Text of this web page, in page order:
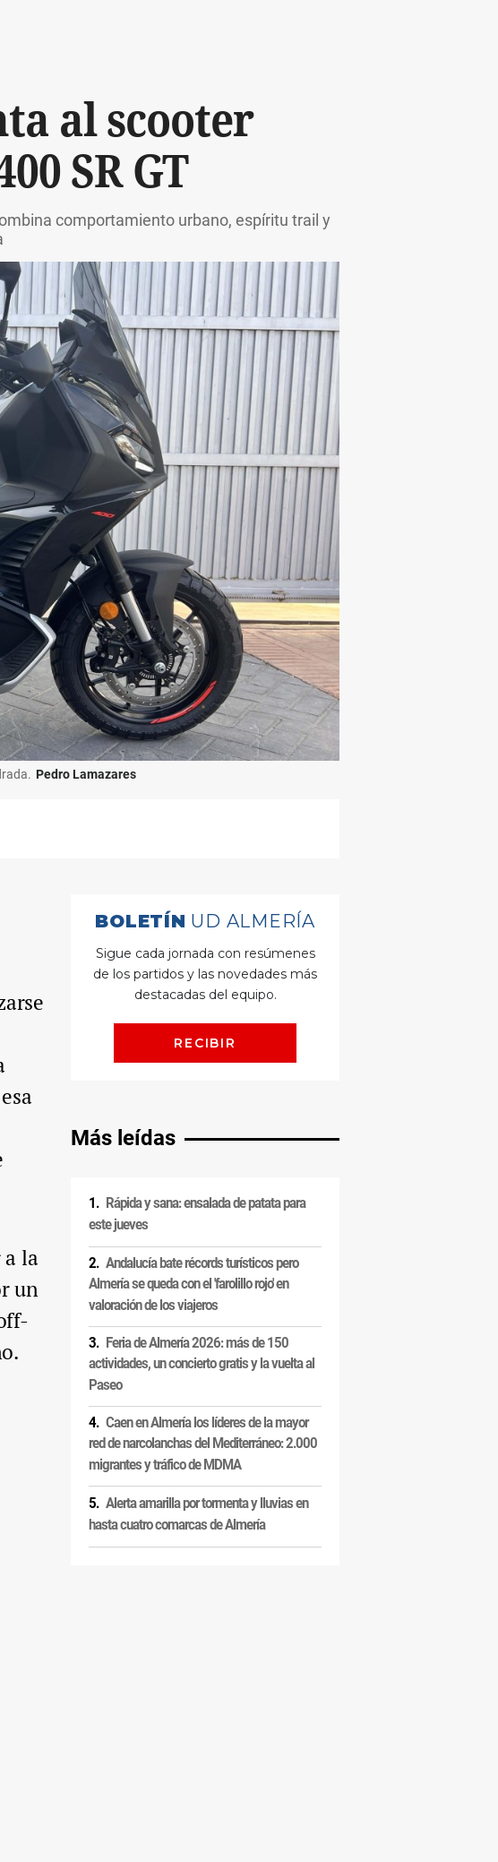
al scooter
SR GT
comportamiento urbano, espíritu trail y
Pedro Lamazares
la
un
Más leídas
Rápida y sana: ensalada de patata para
este jueves
Andalucía bate récords turísticos pero
Almería se queda con el 'farolillo rojo' en
valoración de los viajeros
Feria de Almería 2026: más de 150
actividades, un concierto gratis y la vuelta al
Paseo
Caen en Almería los líderes de la mayor
red de narcolanchas del Mediterráneo: 2.000
migrantes y tráfico de MDMA
Alerta amarilla por tormenta y lluvias en
hasta cuatro comarcas de Almería